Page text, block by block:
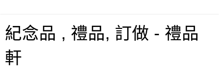
紀念品 , 禮品, 訂做 - 禮品
軒